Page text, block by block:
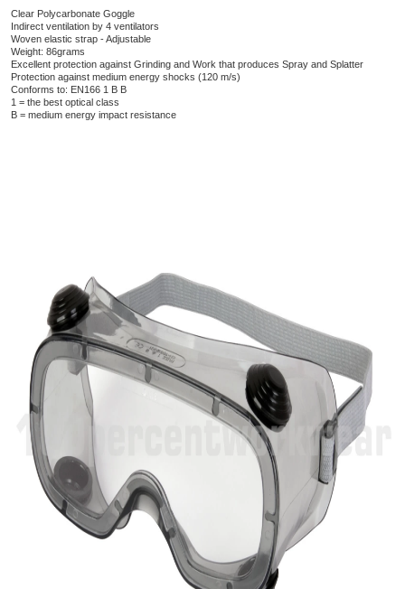
Clear Polycarbonate Goggle
Indirect ventilation by 4 ventilators
Woven elastic strap - Adjustable
Weight: 86grams
Excellent protection against Grinding and Work that produces Spray and Splatter
Protection against medium energy shocks (120 m/s)
Conforms to: EN166 1 B B
1 = the best optical class
B = medium energy impact resistance